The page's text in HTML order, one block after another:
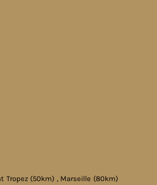
Tropez (50km) , Marseille (80km)